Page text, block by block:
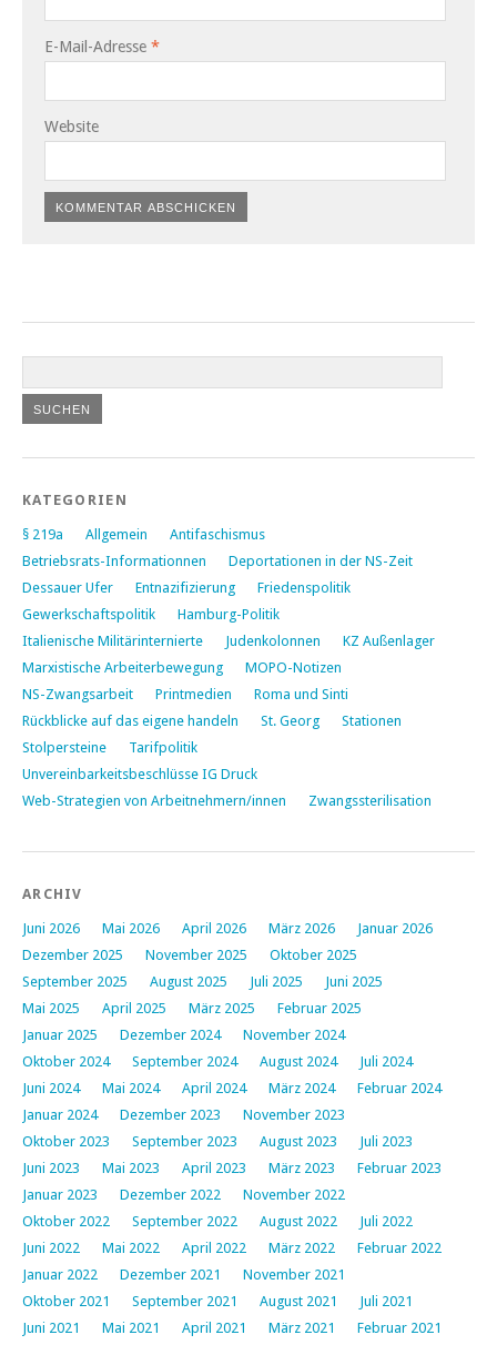
E-Mail-Adresse *
Website
KATEGORIEN
§ 219a Allgemein
Antifaschismus
Betriebsrats-Informationnen
Deportationen in der NS-Zeit
Dessauer Ufer
Entnazifizierung
Friedenspolitik
Gewerkschaftspolitik
Hamburg-Politik
Italienische Militärinternierte
Judenkolonnen
KZ Außenlager
Marxistische Arbeiterbewegung
MOPO-Notizen
NS-Zwangsarbeit
Printmedien
Roma und Sinti
Rückblicke auf das eigene handeln
St. Georg
Stationen
Stolpersteine
Tarifpolitik
Unvereinbarkeitsbeschlüsse IG Druck
Web-Strategien von Arbeitnehmern/innen
Zwangssterilisation
ARCHIV
Juni 2026 Mai 2026 April 2026 März 2026
Januar 2026
Dezember 2025
November 2025
Oktober 2025
September 2025
August 2025 Juli 2025
Juni 2025
Mai 2025
April 2025 März 2025
Februar 2025
Januar 2025
Dezember 2024
November 2024
Oktober 2024
September 2024 August 2024
Juli 2024
Juni 2024
Mai 2024 April 2024 März 2024
Februar 2024
Januar 2024
Dezember 2023
November 2023
Oktober 2023
September 2023 August 2023
Juli 2023
Juni 2023
Mai 2023 April 2023 März 2023
Februar 2023
Januar 2023
Dezember 2022
November 2022
Oktober 2022
September 2022 August 2022
Juli 2022
Juni 2022
Mai 2022 April 2022 März 2022
Februar 2022
Januar 2022
Dezember 2021
November 2021
Oktober 2021
September 2021 August 2021
Juli 2021
Juni 2021
Mai 2021 April 2021 März 2021
Februar 2021